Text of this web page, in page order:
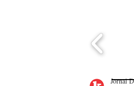
Jornal